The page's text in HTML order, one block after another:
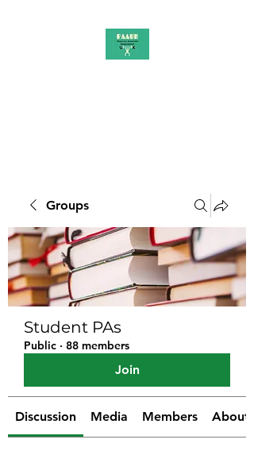
Groups
Student PAs
Public · 88 members
Join
Discussion Media Members About